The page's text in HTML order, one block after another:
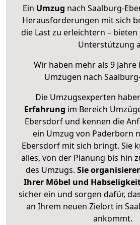
Ein Umzug nach Saalburg-
Herausforderungen mit sich
die Last zu erleichtern –
Unterstützung
Wir haben mehr als 9
Umzügen nach
Die Umzugsexperten
Erfahrung im Bereich
Ebersdorf und kennen die
ein Umzug von Paderborn
Ebersdorf mit sich bringt. Sie
alles, von der Planung bis hin
des Umzugs. Sie
Ihrer Möbel und
sicher ein und sorgen dafür,
an Ihrem neuen Zielort in
ankommt.